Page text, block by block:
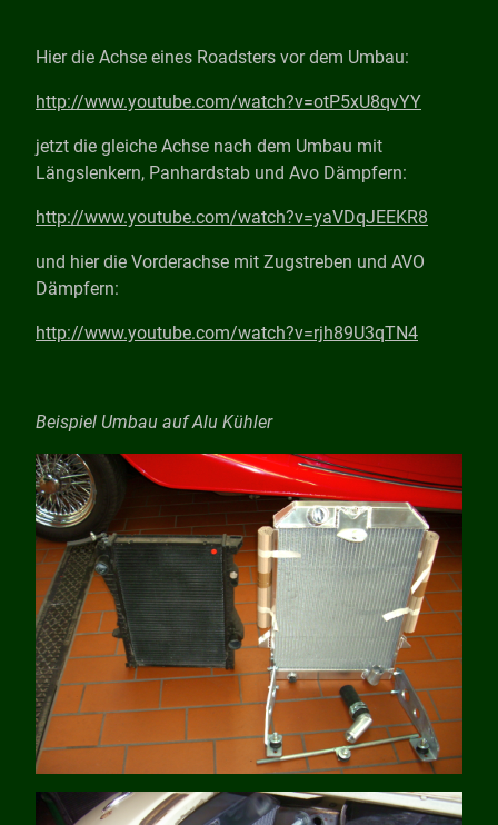
Hier die Achse eines Roadsters vor dem Umbau:
http://www.youtube.com/watch?v=otP5xU8qvYY
jetzt die gleiche Achse nach dem Umbau mit
Längslenkern, Panhardstab und Avo Dämpfern:
http://www.youtube.com/watch?v=yaVDqJEEKR8
und hier die Vorderachse mit Zugstreben und AVO
Dämpfern:
http://www.youtube.com/watch?v=rjh89U3qTN4
Beispiel Umbau auf Alu Kühler